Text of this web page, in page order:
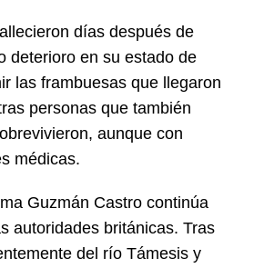
días después de
deterioro en su estado de
las frambuesas que llegaron
personas que también
aunque con
médicas.
Guzmán Castro continúa
autoridades británicas. Tras
del río Támesis y